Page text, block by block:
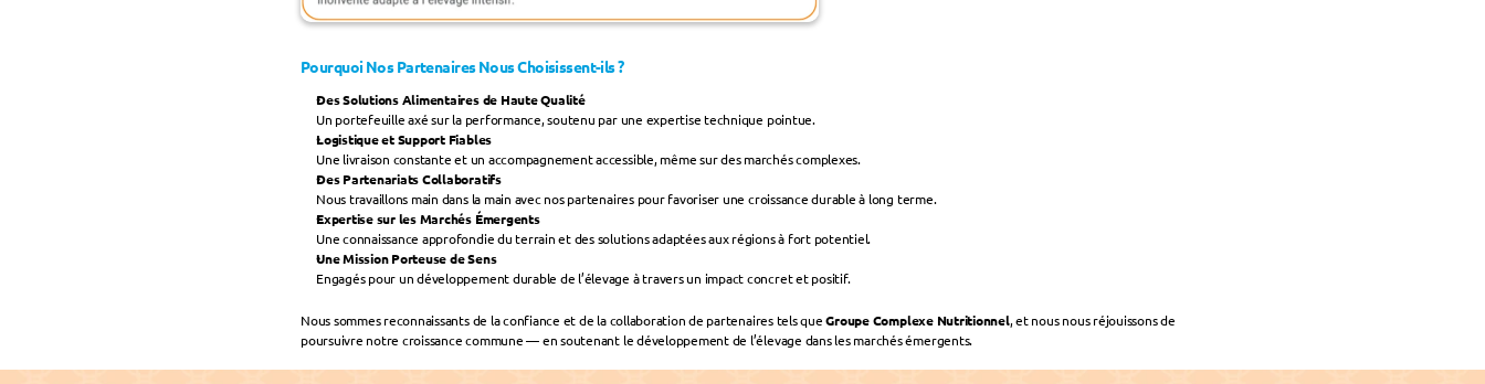
Pourquoi Nos Partenaires Nous Choisissent-ils ?
Des Solutions Alimentaires de Haute Qualité
Un portefeuille axé sur la performance, soutenu par une expertise technique pointue.
Logistique et Support Fiables
Une livraison constante et un accompagnement accessible, même sur des marchés complexes.
Des Partenariats Collaboratifs
Nous travaillons main dans la main avec nos partenaires pour favoriser une croissance durable à long terme.
Expertise sur les Marchés Émergents
Une connaissance approfondie du terrain et des solutions adaptées aux régions à fort potentiel.
Une Mission Porteuse de Sens
Engagés pour un développement durable de l’élevage à travers un impact concret et positif.
Nous sommes reconnaissants de la confiance et de la collaboration de partenaires tels que Groupe Complexe Nutritionnel, et nous nous réjouissons de
poursuivre notre croissance commune — en soutenant le développement de l’élevage dans les marchés émergents.